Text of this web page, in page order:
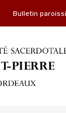
Bulletin